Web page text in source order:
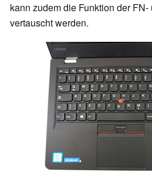
kann zudem die Funktion der FN-
vertauscht werden.